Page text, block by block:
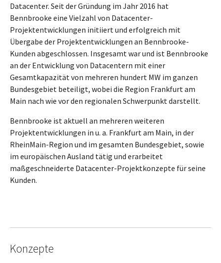
Datacenter. Seit der Gründung im Jahr 2016 hat
Bennbrooke eine Vielzahl von Datacenter-
Projektentwicklungen initiiert und erfolgreich mit
Übergabe der Projektentwicklungen an Bennbrooke-
Kunden abgeschlossen. Insgesamt war und ist Bennbrooke
an der Entwicklung von Datacentern mit einer
Gesamtkapazität von mehreren hundert MW im ganzen
Bundesgebiet beteiligt, wobei die Region Frankfurt am
Main nach wie vor den regionalen Schwerpunkt darstellt.
Bennbrooke ist aktuell an mehreren weiteren
Projektentwicklungen in u. a. Frankfurt am Main, in der
RheinMain-Region und im gesamten Bundesgebiet, sowie
im europäischen Ausland tätig und erarbeitet
maßgeschneiderte Datacenter-Projektkonzepte für seine
Kunden.
Konzepte